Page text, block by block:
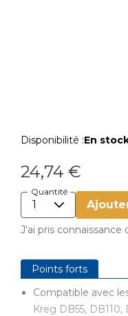
Disponibilité :En
24,74 €
Quantité
J'ai pris connaissance
Points forts
Compatible avec
Kreg DB55,